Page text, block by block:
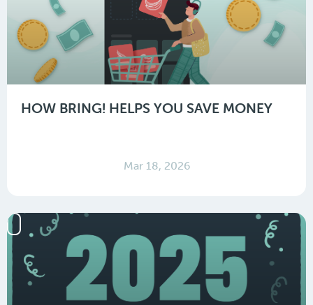
HOW BRING! HELPS YOU SAVE MONEY
Mar 18, 2026